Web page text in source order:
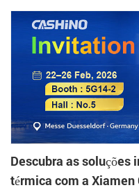
Descubra as soluções
térmica com a Xiamen